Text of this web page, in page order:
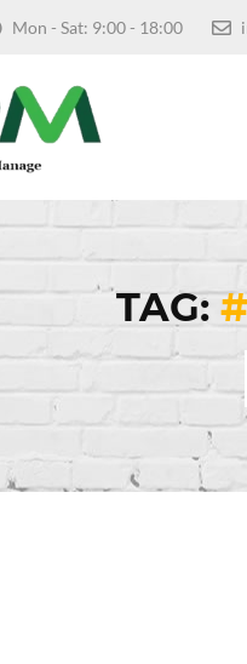
Mon - Sat: 9:00 - 18:00
TAG: